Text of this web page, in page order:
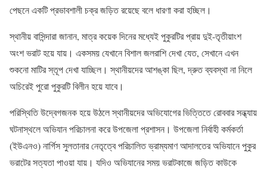
পেছনে একটি প্রভাবশালী চক্র জড়িত রয়েছে বলে ধারণা করা হচ্ছিল।
স্থানীয় বাসিন্দারা জানান, মাত্র কয়েক দিনের মধ্যেই পুকুরটির প্রায় দুই-তৃতীয়াংশ
অংশ ভরাট হয়ে যায়। একসময় যেখানে বিশাল জলরাশি দেখা যেত, সেখানে এখন
শুকনো মাটির স্তূপ দেখা যাচ্ছিল। স্থানীয়দের আশঙ্কা ছিল, দ্রুত ব্যবস্থা না নিলে
অচিরেই পুরো পুকুরটি বিলীন হয়ে যাবে।
পরিস্থিতি উদ্বেগজনক হয়ে উঠলে স্থানীয়দের অভিযোগের ভিত্তিতে রোববার সন্ধ্যায়
ঘটনাস্থলে অভিযান পরিচালনা করে উপজেলা প্রশাসন। উপজেলা নির্বাহী কর্মকর্তা
(ইউএনও) নার্গিস সুলতানার নেতৃত্বে পরিচালিত ভ্রাম্যমাণ আদালতের অভিযানে পুকুর
ভরাটের সত্যতা পাওয়া যায়। যদিও অভিযানের সময় ভরাটকাজে জড়িত কাউকে